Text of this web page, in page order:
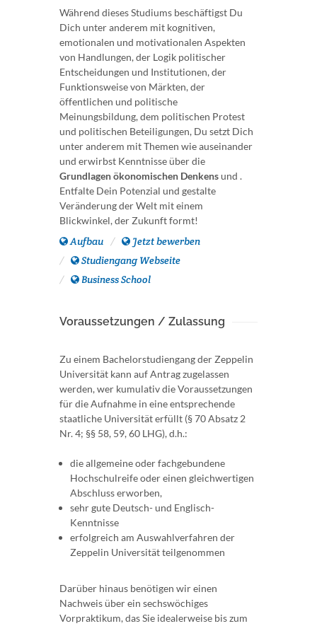
Während dieses Studiums beschäftigst Du
Dich unter anderem mit kognitiven,
emotionalen und motivationalen Aspekten
von Handlungen, der Logik politischer
Entscheidungen und Institutionen, der
Funktionsweise von Märkten, der
öffentlichen und politische
Meinungsbildung, dem politischen Protest
und politischen Beteiligungen, Du setzt Dich
unter anderem mit Themen wie auseinander
und erwirbst Kenntnisse über die
Grundlagen ökonomischen Denkensund .
Entfalte Dein Potenzial und gestalte
Veränderung der Welt mit einem
Blickwinkel, der Zukunft formt!
Aufbau
Jetzt bewerben
Studiengang Webseite
Business School
Voraussetzungen / Zulassung
Zu einem Bachelorstudiengang der Zeppelin
Universität kann auf Antrag zugelassen
werden, wer kumulativ die Voraussetzungen
für die Aufnahme in eine entsprechende
staatliche Universität erfüllt (§ 70 Absatz 2
Nr. 4; §§ 58, 59, 60 LHG), d.h.:
die allgemeine oder fachgebundene
Hochschulreife oder einen gleichwertigen
Abschluss erworben,
sehr gute Deutsch- und Englisch-
Kenntnisse
erfolgreich am Auswahlverfahren der
Zeppelin Universität teilgenommen
Darüber hinaus benötigen wir einen
Nachweis über ein sechswöchiges
Vorpraktikum, das Sie idealerweise bis zum